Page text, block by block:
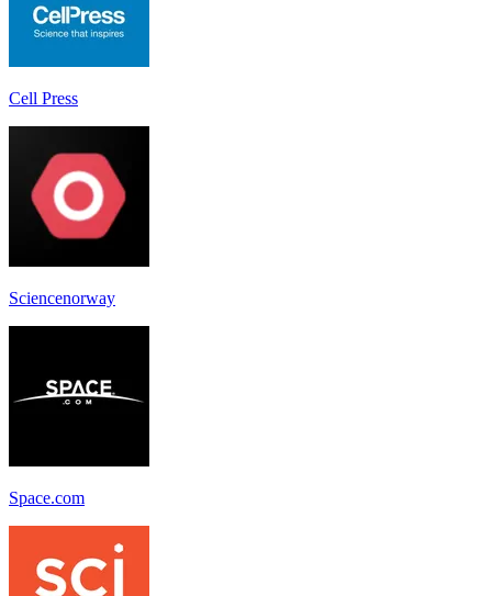
Cell Press
Sciencenorway
Space.com